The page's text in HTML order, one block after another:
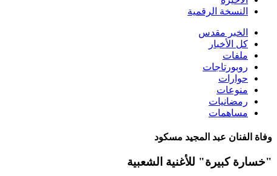
النسخة الرقمية
الخبر مقدس
كل الأخبار
ملفات
روبورتاجات
حوارات
منوعات
رمضانيات
مساهمات
وفاة الفنان عبد المجيد مسكود
"خسارة كبيرة" للأغنية الشعبية